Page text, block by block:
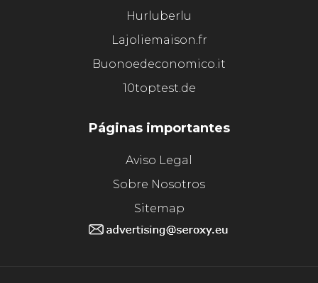
Hurluberlu
Lajoliemaison.fr
Buonoedeconomico.it
10toptest.de
Páginas importantes
Aviso Legal
Sobre Nosotros
Sitemap